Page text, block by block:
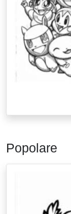
Popolare